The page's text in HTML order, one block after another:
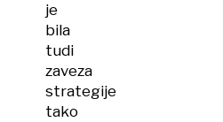
je
bila
tudi
zaveza
strategije
tako